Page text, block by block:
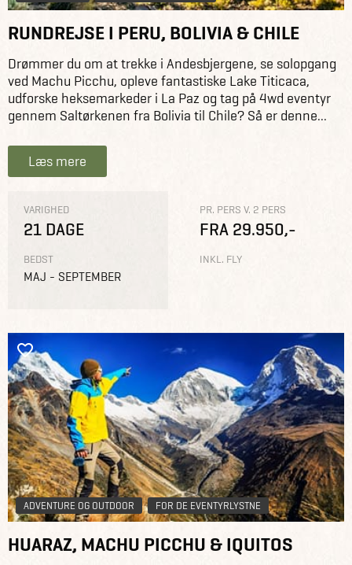
RUNDREJSE I PERU, BOLIVIA & CHILE
Drømmer du om at trekke i Andesbjergene, se solopgang
ved Machu Picchu, opleve fantastiske Lake Titicaca,
udforske heksemarkeder i La Paz og tag på 4wd eventyr
gennem Saltørkenen fra Bolivia til Chile? Så er denne...
Læs mere
VARIGHED
21 DAGE
BEDST
MAJ - SEPTEMBER
PR. PERS V. 2 PERS
FRA 29.950,-
INKL. FLY
ADVENTURE OG OUTDOOR FOR DE EVENTYRLYSTNE
HUARAZ, MACHU PICCHU & IQUITOS